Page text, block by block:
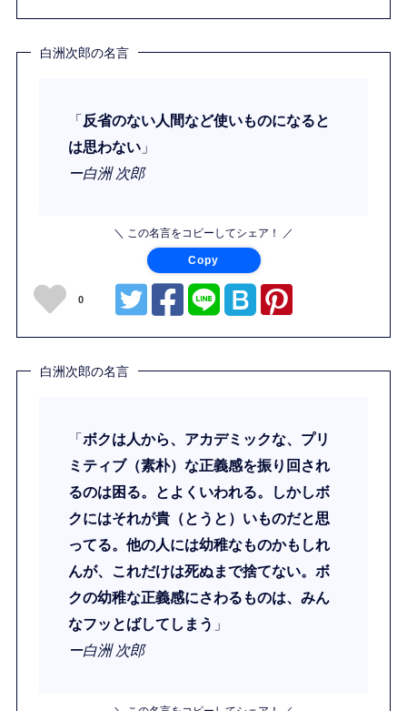
白洲次郎の名言
「反省のない人間など使いものになると
は思わない 」
ー白洲 次郎
＼ この名言をコピーしてシェア！ ／
Copy
0
白洲次郎の名言
「ボクは人から、アカデミックな、プリ
ミティブ（素朴）な正義感を振り回され
るのは困る。とよくいわれる。しかしボ
クにはそれが貴（とうと）いものだと思
ってる。他の人には幼稚なものかもしれ
んが、これだけは死ぬまで捨てない。ボ
クの幼稚な正義感にさわるものは、みん
なフッとばしてしまう 」
ー白洲 次郎